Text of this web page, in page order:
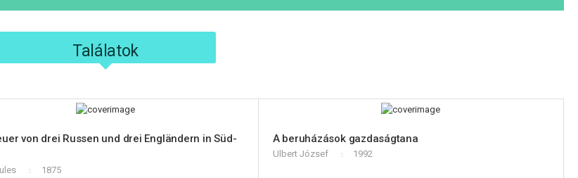
Találatok
von drei Russen und drei Engländern in Süd-
1875
A beruházások gazdaságtana
Ulbert József 1992